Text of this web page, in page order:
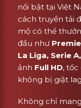
nổi bật tại Việt
cách truyền tải
mộ có thể
đầu như
La Liga, Serie
ảnh Full HD,
không bị giật
Không chỉ